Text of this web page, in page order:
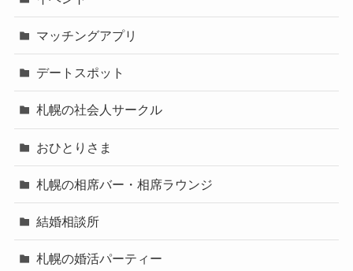
マッチングアプリ
デートスポット
札幌の社会人サークル
おひとりさま
札幌の相席バー・相席ラウンジ
結婚相談所
札幌の婚活パーティー